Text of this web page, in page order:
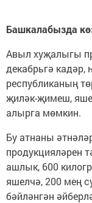
Башкалабызда к
Авыл хуҗалыгы
декабрьгә кадәр,
республиканың
җиләк-җимеш,
алырга мөмкин.
Бу атнаны
продукцияләрен
ашлык, 600
яшелчә, 200 мең
бәйләнгән